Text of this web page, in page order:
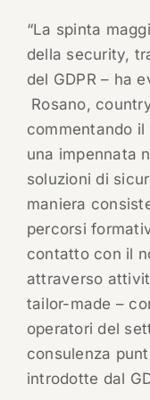
“La spinta
della security,
del GDPR – ha
Rosano,
commentando
una impennata
soluzioni di
maniera
percorsi
contatto con il
attraverso
tailor-made –
operatori del
consulenza
introdotte dal